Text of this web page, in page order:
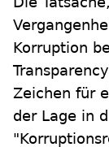
Korruption
Zeichen für
der Lage in